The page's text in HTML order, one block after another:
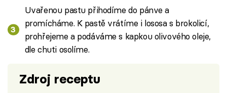
Uvařenou pastu přihodíme do pánve a
promícháme. K pastě vrátíme i lososa s brokolicí,
prohřejeme a podáváme s kapkou olivového oleje,
dle chuti osolíme.
Zdroj receptu